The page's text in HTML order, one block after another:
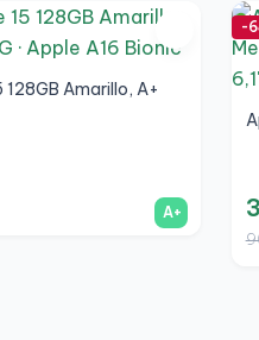
128GB Amarillo, A+
A+
-